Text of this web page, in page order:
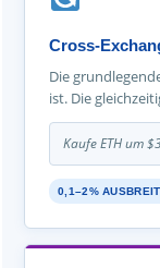
Cross-
Die
ist. Die
Kaufe ETH um
0,1–2%